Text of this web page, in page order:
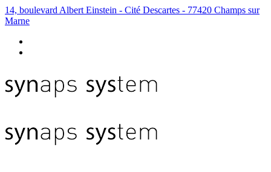
14, boulevard Albert Einstein - Cité Descartes - 77420 Champs sur
Marne